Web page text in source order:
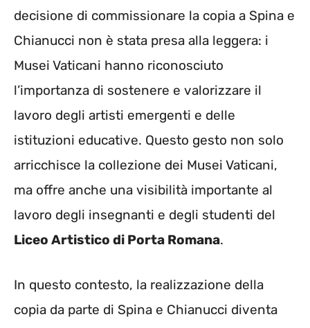
decisione di commissionare la copia a Spina e
Chianucci non è stata presa alla leggera: i
Musei Vaticani hanno riconosciuto
l’importanza di sostenere e valorizzare il
lavoro degli artisti emergenti e delle
istituzioni educative. Questo gesto non solo
arricchisce la collezione dei Musei Vaticani,
ma offre anche una visibilità importante al
lavoro degli insegnanti e degli studenti del
Liceo Artistico di Porta Romana.
In questo contesto, la realizzazione della
copia da parte di Spina e Chianucci diventa